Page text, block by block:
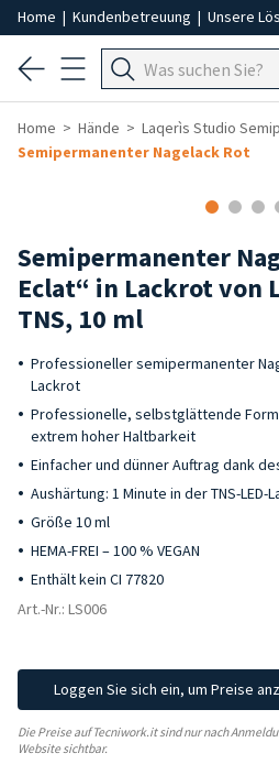
Home | Kundenbetreuung | Unsere
Home Hände
Laqerìs Studio
Semipermanenter Nagelack Rot
Semipermanenter
Eclat“ in Lackrot von
TNS, 10 ml
Professioneller semipermanenter
Lackrot
Professionelle, selbstglättende
extrem hoher Haltbarkeit
Einfacher und dünner Auftrag dank
Aushärtung: 1 Minute in der TNS-LED-
Größe 10 ml
HEMA-FREI – 100 % VEGAN
Enthält kein CI 77820
Art.-Nr.: LS006
Loggen Sie sich ein, um Preise
Die Preise auf Tecniwork.it sind nur nach
Website sichtbar.